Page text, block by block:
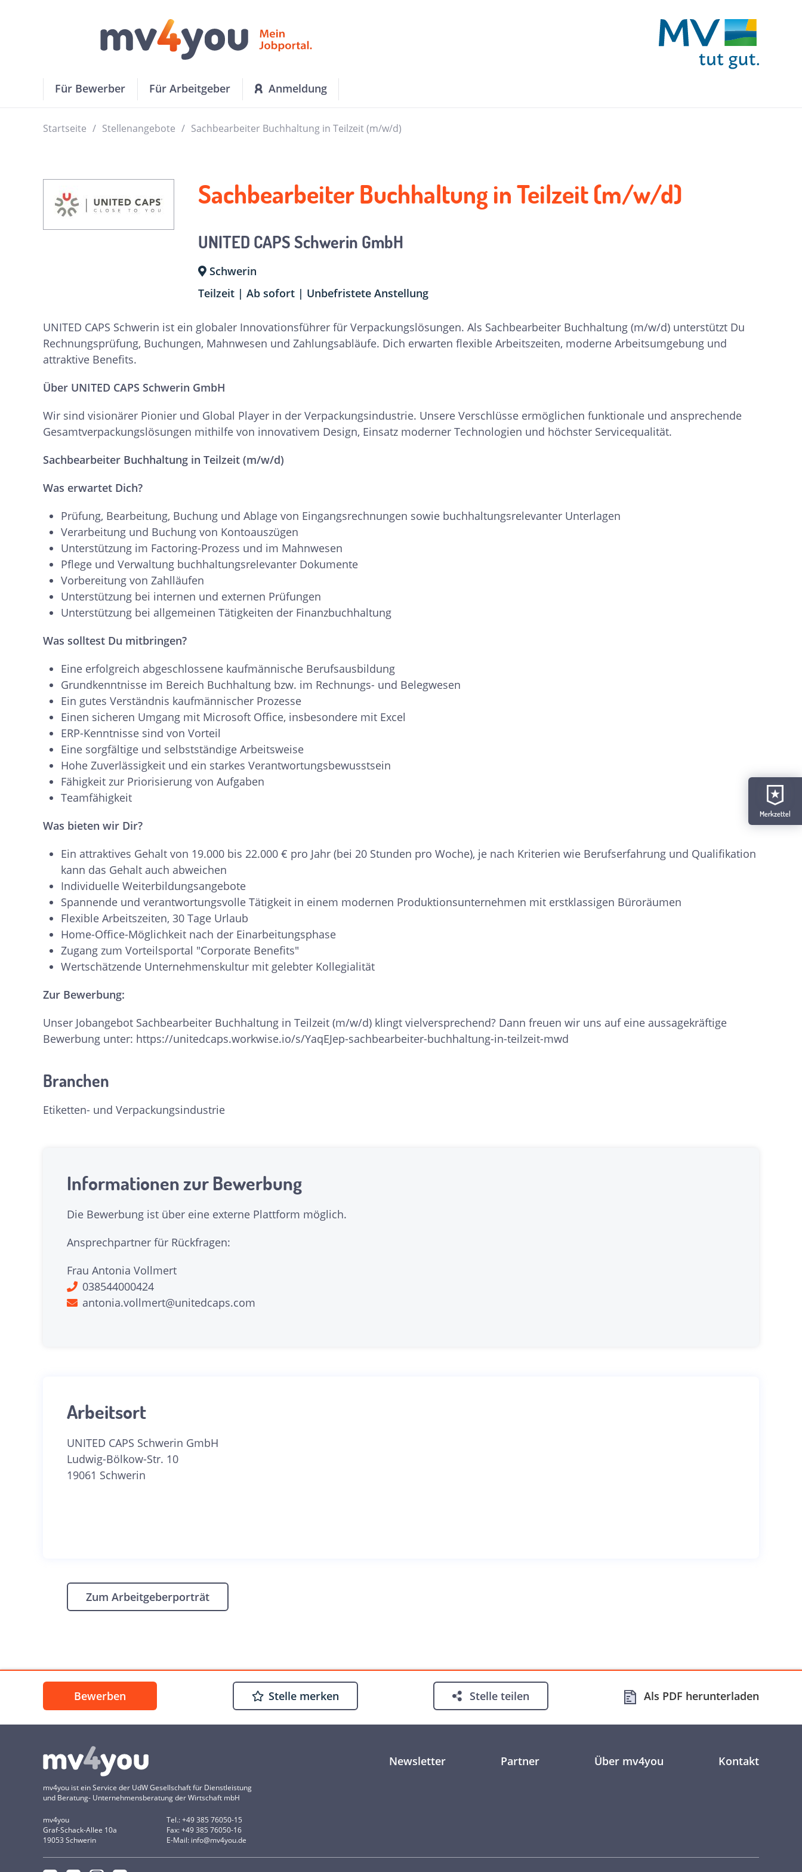
Für Bewerber Für Arbeitgeber Anmeldung
Startseite Stellenangebote Sachbearbeiter Buchhaltung in Teilzeit (m/w/d)
Merkzettel
Bewerben Stellemerken Stelleteilen Als PDF herunterladen
Sachbearbeiter Buchhaltung in Teilzeit (m/w/d)
UNITED CAPS Schwerin GmbH
Schwerin
Teilzeit | Ab sofort | Unbefristete Anstellung
UNITED CAPS Schwerin ist ein globaler Innovationsführer für Verpackungslösungen. Als Sachbearbeiter Buchhaltung (m/w/d) unterstützt Du
Rechnungsprüfung, Buchungen, Mahnwesen und Zahlungsabläufe. Dich erwarten flexible Arbeitszeiten, moderne Arbeitsumgebung und
attraktive Benefits.
Über UNITED CAPS Schwerin GmbH
Wir sind visionärer Pionier und Global Player in der Verpackungsindustrie. Unsere Verschlüsse ermöglichen funktionale und ansprechende
Gesamtverpackungslösungen mithilfe von innovativem Design, Einsatz moderner Technologien und höchster Servicequalität.
Sachbearbeiter Buchhaltung in Teilzeit (m/w/d)
Was erwartet Dich?
Prüfung, Bearbeitung, Buchung und Ablage von Eingangsrechnungen sowie buchhaltungsrelevanter Unterlagen
Verarbeitung und Buchung von Kontoauszügen
Unterstützung im Factoring-Prozess und im Mahnwesen
Pflege und Verwaltung buchhaltungsrelevanter Dokumente
Vorbereitung von Zahlläufen
Unterstützung bei internen und externen Prüfungen
Unterstützung bei allgemeinen Tätigkeiten der Finanzbuchhaltung
Was solltest Du mitbringen?
Eine erfolgreich abgeschlossene kaufmännische Berufsausbildung
Grundkenntnisse im Bereich Buchhaltung bzw. im Rechnungs- und Belegwesen
Ein gutes Verständnis kaufmännischer Prozesse
Einen sicheren Umgang mit Microsoft Office, insbesondere mit Excel
ERP-Kenntnisse sind von Vorteil
Eine sorgfältige und selbstständige Arbeitsweise
Hohe Zuverlässigkeit und ein starkes Verantwortungsbewusstsein
Fähigkeit zur Priorisierung von Aufgaben
Teamfähigkeit
Was bieten wir Dir?
Ein attraktives Gehalt von 19.000 bis 22.000 € pro Jahr (bei 20 Stunden pro Woche), je nach Kriterien wie Berufserfahrung und Qualifikation
kann das Gehalt auch abweichen
Individuelle Weiterbildungsangebote
Spannende und verantwortungsvolle Tätigkeit in einem modernen Produktionsunternehmen mit erstklassigen Büroräumen
Flexible Arbeitszeiten, 30 Tage Urlaub
Home-Office-Möglichkeit nach der Einarbeitungsphase
Zugang zum Vorteilsportal "Corporate Benefits"
Wertschätzende Unternehmenskultur mit gelebter Kollegialität
Zur Bewerbung:
Unser Jobangebot Sachbearbeiter Buchhaltung in Teilzeit (m/w/d) klingt vielversprechend? Dann freuen wir uns auf eine aussagekräftige
Bewerbung unter: https://unitedcaps.workwise.io/s/YaqEJep-sachbearbeiter-buchhaltung-in-teilzeit-mwd
Branchen
Etiketten- und Verpackungsindustrie
Informationen zur Bewerbung
Die Bewerbung ist über eine externe Plattform möglich.
Ansprechpartner für Rückfragen:
Frau Antonia Vollmert
038544000424
antonia.vollmert@unitedcaps.com
Arbeitsort
UNITED CAPS Schwerin GmbH
Ludwig-Bölkow-Str. 10
19061 Schwerin
Zum Arbeitgeberporträt
mv4you ist ein Service der UdW Gesellschaft für Dienstleistung
und Beratung- Unternehmensberatung der Wirtschaft mbH
mv4you
Graf-Schack-Allee 10a
19053 Schwerin
Tel.: +49 385 76050-15
Fax: +49 385 76050-16
E-Mail: info@mv4you.de
Newsletter Partner Über mv4you Kontakt